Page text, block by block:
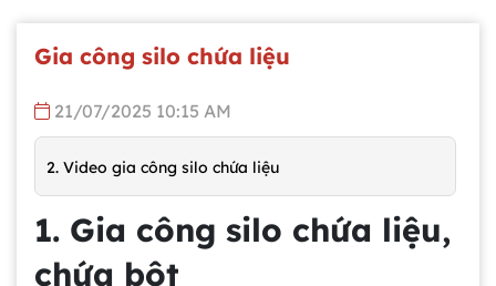
Gia công silo chứa liệu
21/07/2025 10:15 AM
2. Video gia công silo chứa liệu
1. Gia công silo chứa liệu,
chứa bột